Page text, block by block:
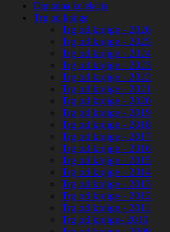
Digitalna kolekcija
Trg od knjige
Trg od knjige - 2026
Trg od knjige - 2025
Trg od knjige - 2024
Trg od knjige - 2023
Trg od knjige - 2022
Trg od knjige - 2021
Trg od knjige - 2020
Trg od knjige - 2019
Trg od knjige - 2018
Trg od knjige - 2017
Trg od knjige - 2016
Trg od knjige - 2015
Trg od knjige - 2014
Trg od knjige - 2013
Trg od knjige - 2012
Trg od knjige - 2011
Trg od knjige- 2010